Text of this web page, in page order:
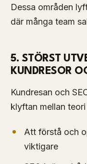
Dessa områden
där många team
5. STÖRST
KUNDRESOR
Kundresan och
klyftan mellan
Att förstå och
viktigare